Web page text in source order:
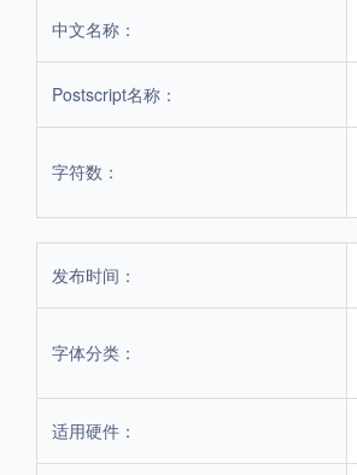
中文名称：
Postscript名称：
字符数：
发布时间：
字体分类：
适用硬件：